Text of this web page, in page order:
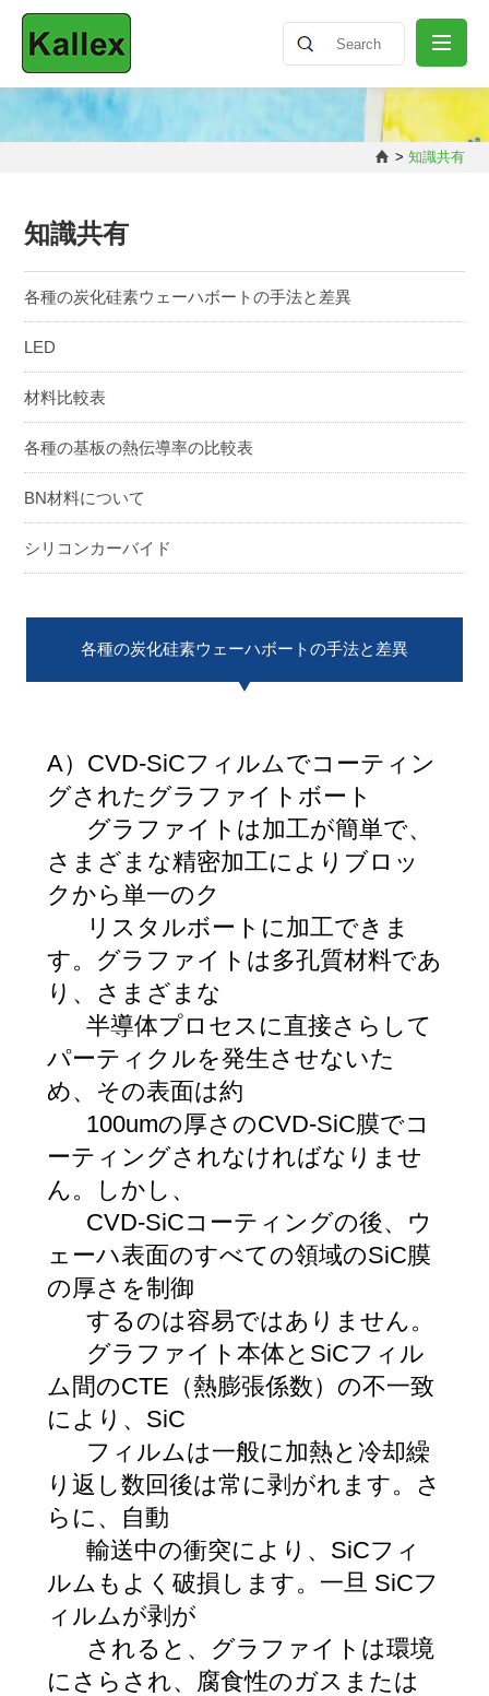
会社概要
製品情報
> 知識共有
知識共有
各種の炭化硅素ウェーハボートの手法と差異
LED
材料比較表
各種の基板の熱伝導率の比較表
BN材料について
シリコンカーバイド
各種の炭化硅素ウェーハボートの手法と差異
A）CVD-SiCフィルムでコーティン
グされたグラファイトボート
グラファイトは加工が簡単で、
さまざまな精密加工によりブロッ
クから単一のク
リスタルボートに加工できま
す。グラファイトは多孔質材料であ
り、さまざまな
半導体プロセスに直接さらして
パーティクルを発生させないた
め、その表面は約
100umの厚さのCVD-SiC膜でコ
ーティングされなければなりませ
ん。しかし、
CVD-SiCコーティングの後、ウ
ェーハ表面のすべての領域のSiC膜
の厚さを制御
するのは容易ではありません。
グラファイト本体とSiCフィル
ム間のCTE（熱膨張係数）の不一致
により、SiC
フィルムは一般に加熱と冷却繰
り返し数回後は常に剥がれます。さ
らに、自動
輸送中の衝突により、SiCフィ
ルムもよく破損します。一旦 SiCフ
ィルムが剥が
されると、グラファイトは環境
にさらされ、腐食性のガスまたは